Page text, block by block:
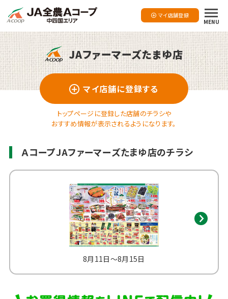
マイ店舗登録
MENU
JAファーマーズたまゆ店
マイ店舗に登録する
トップページに登録した店舗のチラシや
おすすめ情報が表示されるようになります。
ＡコープJAファーマーズたまゆ店のチラシ
8月11日～8月15日